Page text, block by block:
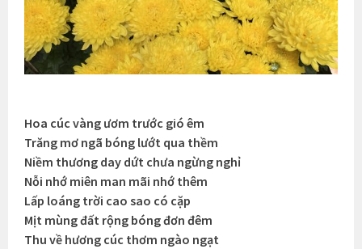
Hoa cúc vàng ươm trước gió êm
Trăng mơ ngã bóng lướt qua thềm
Niềm thương day dứt chưa ngừng nghỉ
Nỗi nhớ miên man mãi nhớ thêm
Lấp loáng trời cao sao có cặp
Mịt mùng đất rộng bóng đơn đêm
Thu về hương cúc thơm ngào ngạt